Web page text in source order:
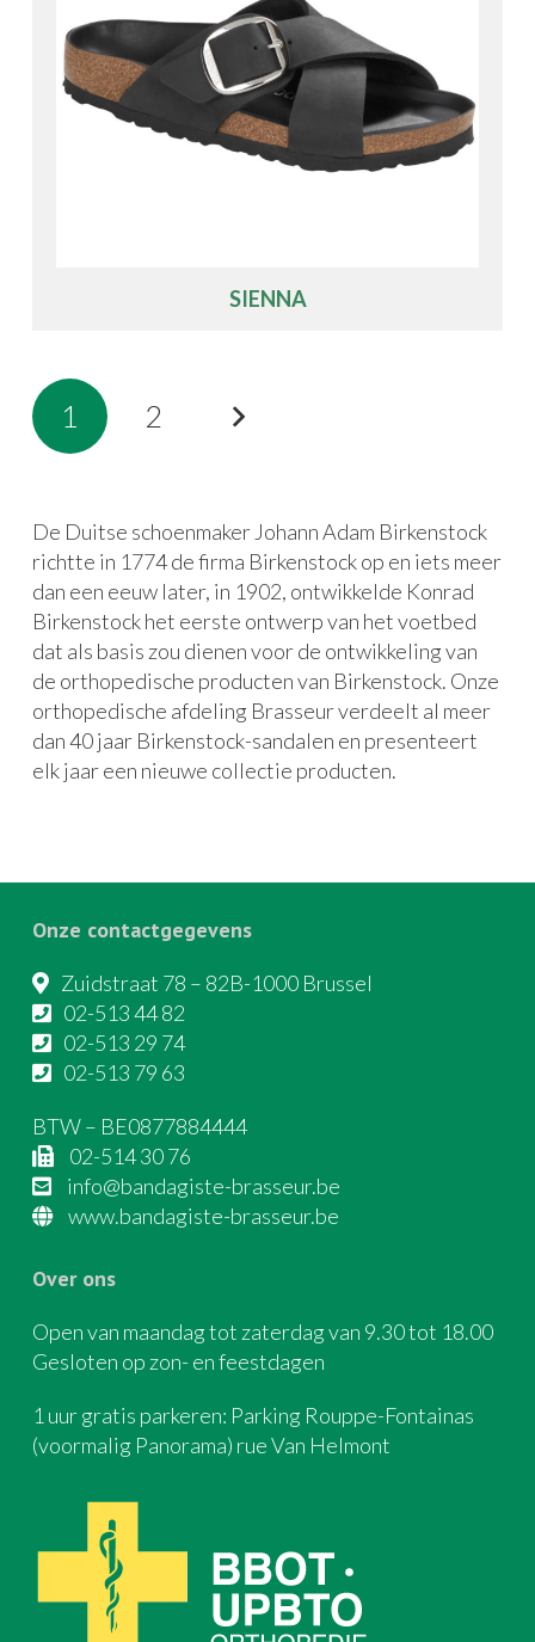
SIENNA
1 2
De Duitse schoenmaker Johann Adam Birkenstock
richtte in 1774 de firma Birkenstock op en iets meer
dan een eeuw later, in 1902, ontwikkelde Konrad
Birkenstock het eerste ontwerp van het voetbed
dat als basis zou dienen voor de ontwikkeling van
de orthopedische producten van Birkenstock. Onze
orthopedische afdeling Brasseur verdeelt al meer
dan 40 jaar Birkenstock-sandalen en presenteert
elk jaar een nieuwe collectie producten.
Onze contactgegevens
Zuidstraat 78 – 82B-1000 Brussel
02-513 44 82
02-513 29 74
02-513 79 63
BTW – BE0877884444
02-514 30 76
info@bandagiste-brasseur.be
www.bandagiste-brasseur.be
Over ons
Open van maandag tot zaterdag van 9.30 tot 18.00
Gesloten op zon- en feestdagen
1 uur gratis parkeren: Parking Rouppe-Fontainas
(voormalig Panorama) rue Van Helmont